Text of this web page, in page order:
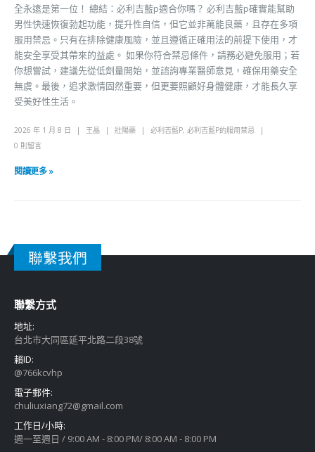
全永遠是第一位！ 總結：必利吉藍p適合你嗎？ 必利吉藍p確實能幫助
男性快速恢復勃起功能，提升性自信，但它並非萬能良藥，且存在多項
服用禁忌。只有在排除健康風險，並且遵循正確用法的前提下使用，才
能安全享受其帶來的益處。 如果你符合禁忌條件，請務必避免服用；若
你想嘗試，建議先從低劑量開始，並諮詢專業醫師意見，確保用藥安全
無虞。最後，追求激情固然重要，但更要照顧好身體健康，才能長久享
受美好性生活。
2026 年 1 月 8 日 王晶 壯陽藥 必利吉藍P, 必利吉藍P的服用禁忌
0 則留言
閱讀更多 »
聯繫我們
聯繫方式
地址:
台北市大同區延平北路二段38號
賴ID:
@766kcvhp
電子郵件:
chuliuxiang72@gmail.com
工作日/小時:
週一至週日 / 9:00 AM - 8:00 PM/ 8:00 AM - 8:00 PM